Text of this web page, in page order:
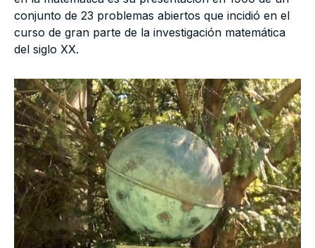
conjunto de 23 problemas abiertos que incidió en el
curso de gran parte de la investigación matemática
del siglo XX.